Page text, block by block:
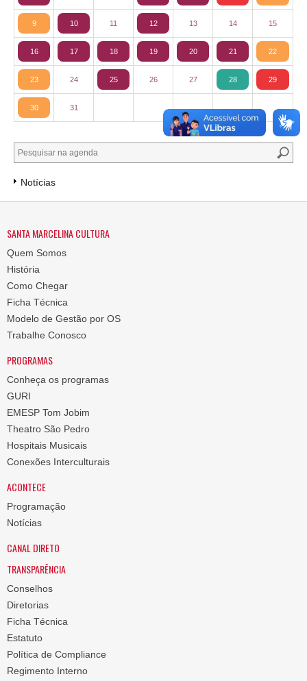
9 10 11 12 13 14 15
16 17 18 19 20 21 22
23 24 25 26 27 28 29
30 31
Notícias
SANTA MARCELINA CULTURA
Quem Somos
História
Como Chegar
Ficha Técnica
Modelo de Gestão por OS
Trabalhe Conosco
PROGRAMAS
Conheça os programas
GURI
EMESP Tom Jobim
Theatro São Pedro
Hospitais Musicais
Conexões Interculturais
ACONTECE
Programação
Notícias
CANAL DIRETO
TRANSPARÊNCIA
Conselhos
Diretorias
Ficha Técnica
Estatuto
Política de Compliance
Regimento Interno